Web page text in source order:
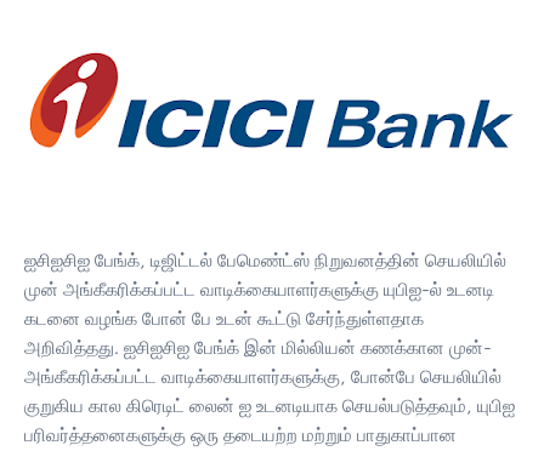
ஐசிஐசிஐ பேங்க், டிஜிட்டல் பேமெண்ட்ஸ் நிறுவனத்தின் செயலியில்
முன் அங்கீகரிக்கப்பட்ட வாடிக்கையாளர்களுக்கு யுபிஐ-ல் உடனடி
கடனை வழங்க போன் பே உடன் கூட்டு சேர்ந்துள்ளதாக
அறிவித்தது. ஐசிஐசிஐ பேங்க் இன் மில்லியன் கணக்கான முன்-
அங்கீகரிக்கப்பட்ட வாடிக்கையாளர்களுக்கு, போன்பே செயலியில்
குறுகிய கால கிரெடிட் லைன் ஐ உடனடியாக செயல்படுத்தவும், யுபிஐ
பரிவர்த்தனைகளுக்கு ஒரு தடையற்ற மற்றும் பாதுகாப்பான